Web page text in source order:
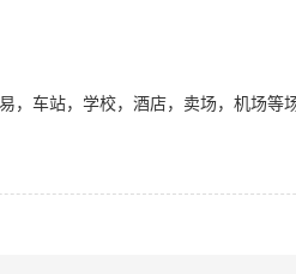
，车站，学校，酒店，卖场，机场等